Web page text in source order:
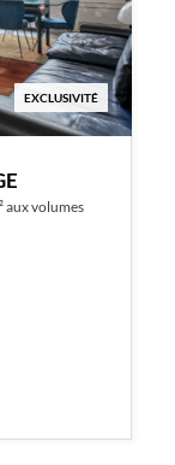
EXCLUSIVITÉ
aux volumes